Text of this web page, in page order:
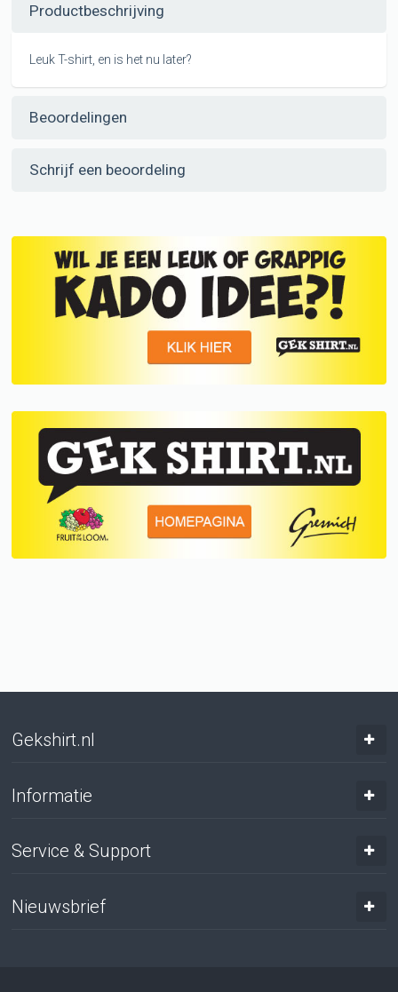
Productbeschrijving
Leuk T-shirt, en is het nu later?
Beoordelingen
Schrijf een beoordeling
Gekshirt.nl
Informatie
Service & Support
Nieuwsbrief